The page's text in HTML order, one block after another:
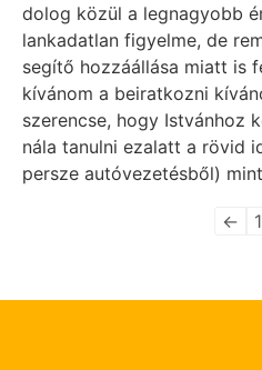
dolog közül a legnagyobb
lankadatlan figyelme, de
segítő hozzáállása miatt is
kívánom a beiratkozni
szerencse, hogy Istvánhoz
nála tanulni ezalatt a rövid
persze autóvezetésből)
← 1